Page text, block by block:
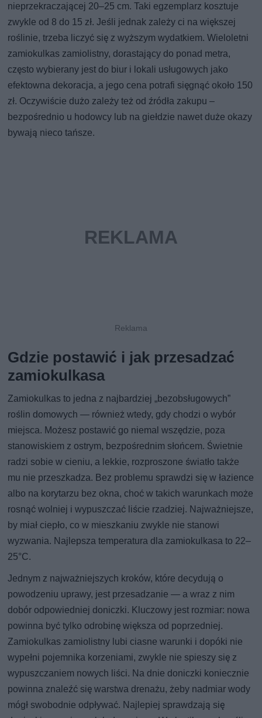
nieprzekraczającej 20–25 cm. Taki egzemplarz kosztuje
zwykle od 8 do 15 zł. Jeśli jednak zależy ci na większej
roślinie, trzeba liczyć się z wyższym wydatkiem. Wieloletni
zamiokulkas zamiolistny, dorastający do ponad metra,
często wybierany jest do biur i lokali usługowych jako
efektowna dekoracja, a jego cena potrafi sięgnąć około 150
zł. Oczywiście dużo zależy też od źródła zakupu –
bezpośrednio u hodowcy lub na giełdzie nawet duże okazy
bywają nieco tańsze.
Gdzie postawić i jak przesadzać
zamiokulkasa
Zamiokulkas to jedna z najbardziej „bezobsługowych”
roślin domowych — również wtedy, gdy chodzi o wybór
miejsca. Możesz postawić go niemal wszędzie, poza
stanowiskiem z ostrym, bezpośrednim słońcem. Świetnie
radzi sobie w cieniu, a lekkie, rozproszone światło także
mu nie przeszkadza. Bez problemu sprawdzi się w łazience
albo na korytarzu bez okna, choć w takich warunkach może
rosnąć wolniej i wypuszczać liście rzadziej. Najważniejsze,
by miał ciepło, co w mieszkaniu zwykle nie stanowi
wyzwania. Najlepsza temperatura dla zamiokulkasa to 22–
25°C.
Jednym z najważniejszych kroków, które decydują o
powodzeniu uprawy, jest przesadzanie — a wraz z nim
dobór odpowiedniej doniczki. Kluczowy jest rozmiar: nowa
powinna być tylko odrobinę większa od poprzedniej.
Zamiokulkas zamiolistny lubi ciasne warunki i dopóki nie
wypełni pojemnika korzeniami, zwykle nie spieszy się z
wypuszczaniem nowych liści. Na dnie doniczki koniecznie
powinna znaleźć się warstwa drenażu, żeby nadmiar wody
mógł swobodnie odpływać. Najlepiej sprawdzają się